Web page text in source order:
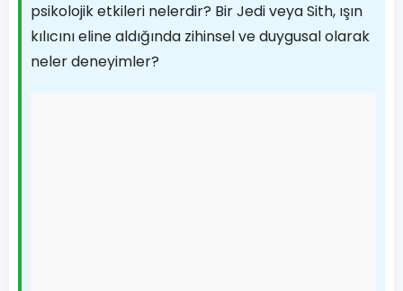
psikolojik etkileri nelerdir? Bir Jedi veya Sith, ışın
kılıcını eline aldığında zihinsel ve duygusal olarak
neler deneyimler?